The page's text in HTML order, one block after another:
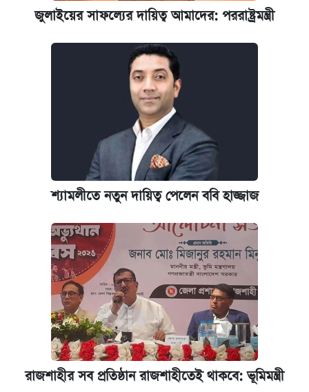
জুলাইয়ের সাফল্যের দায়িত্ব আমাদের: পররাষ্ট্রমন্ত্রী
শ্যামলীতে নতুন দায়িত্ব পেলেন ববি হাজ্জাজ
রাজশাহীর সব প্রতিষ্ঠান রাজশাহীতেই থাকবে: ভূমিমন্ত্রী